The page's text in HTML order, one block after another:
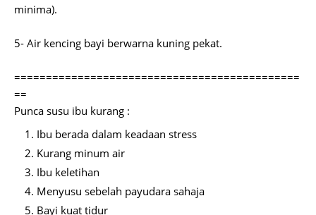
minima).
5- Air kencing bayi berwarna kuning pekat.
=============================================
==
Punca susu ibu kurang :
Ibu berada dalam keadaan stress
Kurang minum air
Ibu keletihan
Menyusu sebelah payudara sahaja
Bayi kuat tidur